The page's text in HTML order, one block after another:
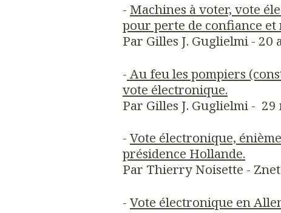
- Machines à voter, vote
pour perte de confiance et
Par Gilles J. Guglielmi - 20
- Au feu les pompiers
vote électronique.
Par Gilles J. Guglielmi - 29
- Vote électronique,
présidence Hollande.
Par Thierry Noisette -
- Vote électronique en